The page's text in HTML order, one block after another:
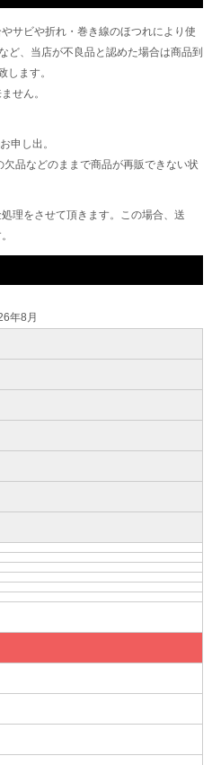
サビや折れ・巻き線のほつれにより使
ど、当店が不良品と認めた場合は商品到
します。
せん。
申し出。
品などのままで商品が再販できない状
理をさせて頂きます。この場合、送
年8月